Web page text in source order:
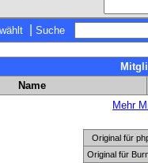
Suche
Name
Mehr
Original für
Original für